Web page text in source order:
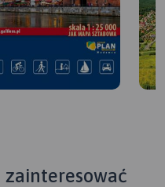
zainteresować